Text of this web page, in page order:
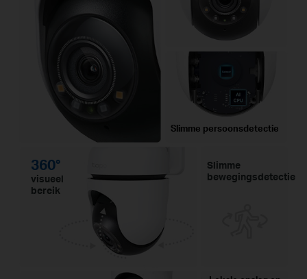
360°
visueel
bereik
Slimme
bewegingsdetectie
Slimme persoonsdetectie